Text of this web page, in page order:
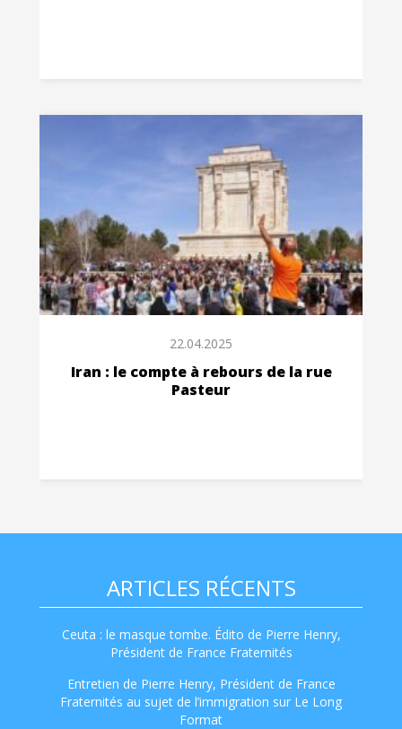
22.04.2025
Iran : le compte à rebours de la rue
Pasteur
ARTICLES RÉCENTS
Ceuta : le masque tombe. Édito de Pierre Henry,
Président de France Fraternités
Entretien de Pierre Henry, Président de France
Fraternités au sujet de l’immigration sur Le Long
Format